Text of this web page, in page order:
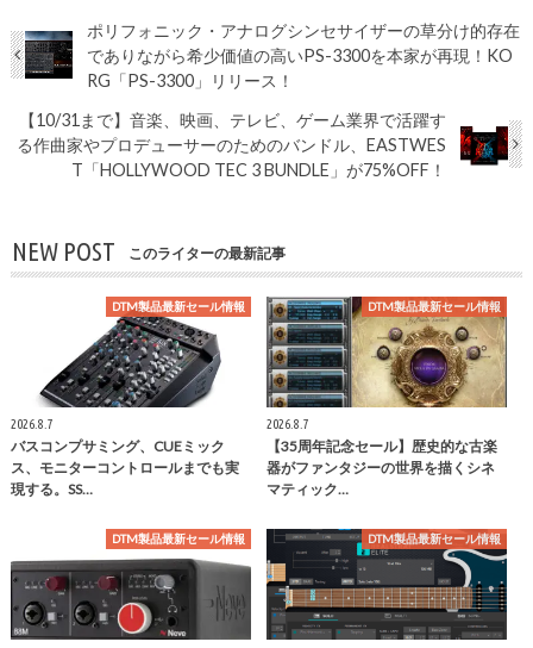
ポリフォニック・アナログシンセサイザーの草分け的存在
でありながら希少価値の高いPS-3300を本家が再現！KO
RG「PS-3300」リリース！
【10/31まで】音楽、映画、テレビ、ゲーム業界で活躍す
る作曲家やプロデューサーのためのバンドル、EASTWES
T「HOLLYWOOD TEC 3 BUNDLE」が75%OFF！
NEW POST このライターの最新記事
DTM製品最新セール情報
2026.8.7
バスコンプサミング、CUEミック
ス、モニターコントロールまでも実
現する。SS…
DTM製品最新セール情報
2026.8.7
【35周年記念セール】歴史的な古楽
器がファンタジーの世界を描くシネ
マティック…
DTM製品最新セール情報 DTM製品最新セール情報